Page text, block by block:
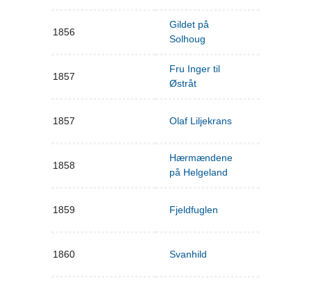
1856
Gildet på
Solhoug
1857
Fru Inger til
Østråt
1857 Olaf Liljekrans
1858
Hærmændene
på Helgeland
1859 Fjeldfuglen
1860 Svanhild